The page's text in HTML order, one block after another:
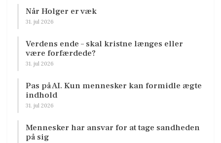
Når Holger er væk
31. jul 2026
Verdens ende – skal kristne længes eller
være forfærdede?
31. jul 2026
Pas på AI. Kun mennesker kan formidle ægte
indhold
31. jul 2026
Mennesker har ansvar for at tage sandheden
på sig